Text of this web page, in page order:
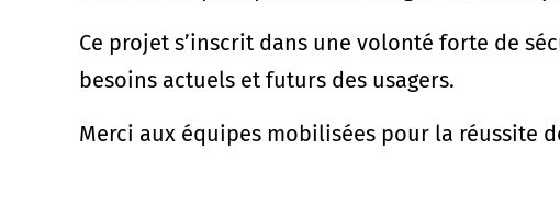
Ce projet s’inscrit dans une volonté forte de
besoins actuels et futurs des usagers.
Merci aux équipes mobilisées pour la réussite